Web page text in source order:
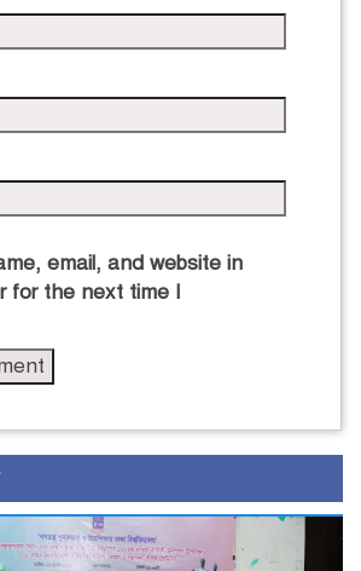
email, and website in
for the next time I